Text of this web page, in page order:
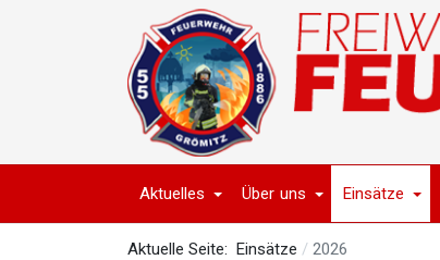
Aktuelles Über uns Einsätze
Aktuelle Seite: Einsätze 2026